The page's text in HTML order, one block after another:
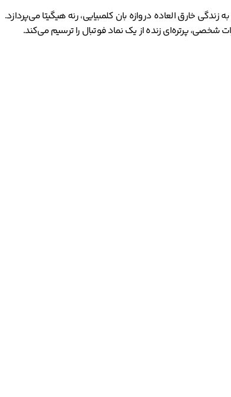
مستند جذاب، به زندگی خارق العاده دروازه بان کلمبیایی، رنه هیگیتا می‌‌پردازد.